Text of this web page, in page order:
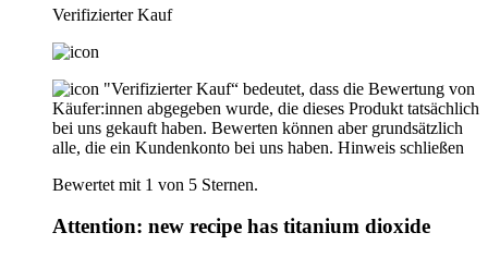
Verifizierter Kauf
"Verifizierter Kauf“ bedeutet, dass die Bewertung von
Käufer:innen abgegeben wurde, die dieses Produkt tatsächlich
bei uns gekauft haben. Bewerten können aber grundsätzlich
alle, die ein Kundenkonto bei uns haben. Hinweis schließen
Bewertet mit 1 von 5 Sternen.
Attention: new recipe has titanium dioxide